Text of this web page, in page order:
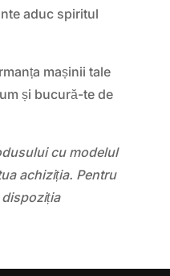
aduc spiritul
mașinii tale
și bucură-te de
cu modelul
achiziția. Pentru